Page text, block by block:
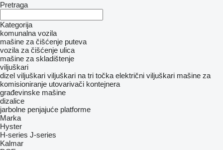
Pretraga
Kategorija
komunalna vozila
mašine za čišćenje puteva
vozila za čišćenje ulica
mašine za skladištenje
viljuškari
dizel viljuškari viljuškari na tri točka električni viljuškari mašine za
komisioniranje utovarivači kontejnera
građevinske mašine
dizalice
jarbolne penjajuće platforme
Marka
Hyster
H-series J-series
Kalmar